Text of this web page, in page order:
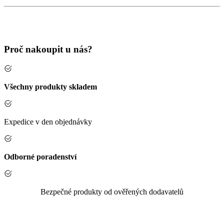
Proč nakoupit u nás?
Všechny produkty skladem
Expedice v den objednávky
Odborné poradenství
Bezpečné produkty od ověřených dodavatelů